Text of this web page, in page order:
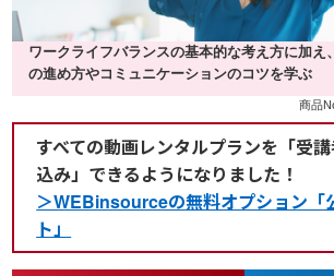
ワークライフバランスの基本的な考え方に加え
の進め方やコミュニケーションのコツを学ぶ
商品
すべての動画レンタルプランを「受
込み」できるようになりました！
＞WEBinsourceの無料オプション「
ト」